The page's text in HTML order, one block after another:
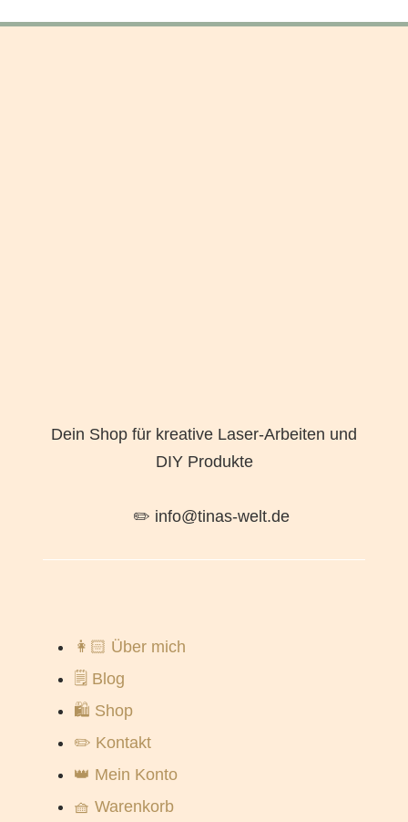
Dein Shop für kreative Laser-Arbeiten und
DIY Produkte
✏️ info@tinas-welt.de
👩🏻 Über mich
🗒️ Blog
🛍️ Shop
✏️ Kontakt
👑 Mein Konto
🧺 Warenkorb